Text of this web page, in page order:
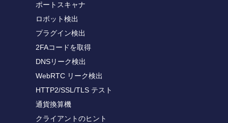
ポートスキャナ
ロボット検出
プラグイン検出
2FAコードを取得
DNSリーク検出
WebRTC リーク検出
HTTP2/SSL/TLS テスト
通貨換算機
クライアントのヒント